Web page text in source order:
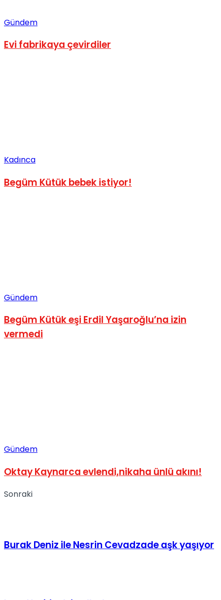
Gündem
Evi fabrikaya çevirdiler
Kadınca
Begüm Kütük bebek istiyor!
Gündem
Begüm Kütük eşi Erdil Yaşaroğlu’na izin
vermedi
Gündem
Oktay Kaynarca evlendi,nikaha ünlü akını!
Sonraki
Burak Deniz ile Nesrin Cevadzade aşk yaşıyor